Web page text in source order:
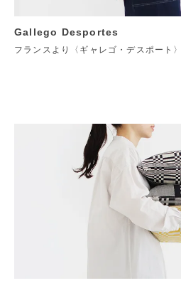
Gallego Desportes
フランスより〈ギャレゴ・デスポート